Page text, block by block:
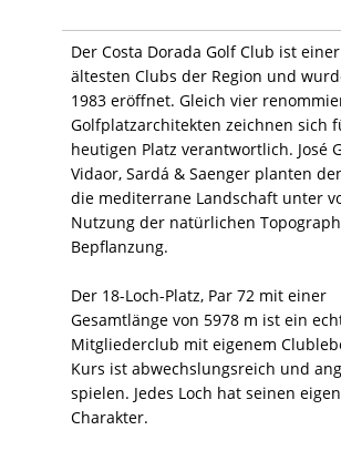
Der Costa Dorada Golf Club ist
ältesten Clubs der Region und
1983 eröffnet. Gleich vier
Golfplatzarchitekten zeichnen sich
heutigen Platz verantwortlich. José
Vidaor, Sardá & Saenger planten
die mediterrane Landschaft unter
Nutzung der natürlichen
Bepflanzung.
Der 18-Loch-Platz, Par 72 mit einer
Gesamtlänge von 5978 m ist ein
Mitgliederclub mit eigenem
Kurs ist abwechslungsreich und
spielen. Jedes Loch hat seinen
Charakter.